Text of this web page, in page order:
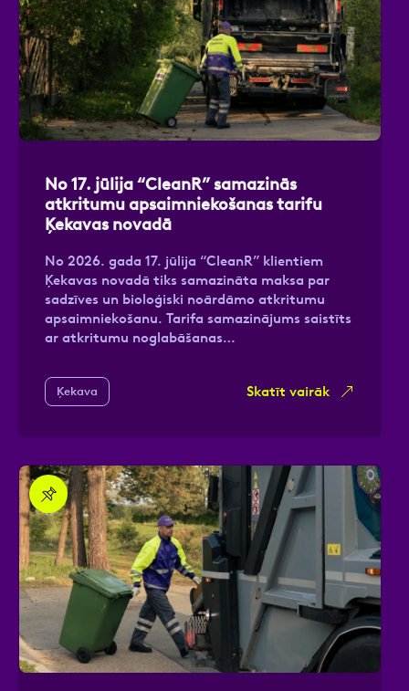
No 17. jūlija “CleanR” samazinās
atkritumu apsaimniekošanas tarifu
Ķekavas novadā
No 2026. gada 17. jūlija “CleanR” klientiem
Ķekavas novadā tiks samazināta maksa par
sadzīves un bioloģiski noārdāmo atkritumu
apsaimniekošanu. Tarifa samazinājums saistīts
ar atkritumu noglabāšanas…
Ķekava Skatīt vairāk